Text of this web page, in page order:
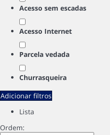
Acesso sem escadas
Acesso Internet
Parcela vedada
Churrasqueira
Adicionar filtros
Lista
Ordem: